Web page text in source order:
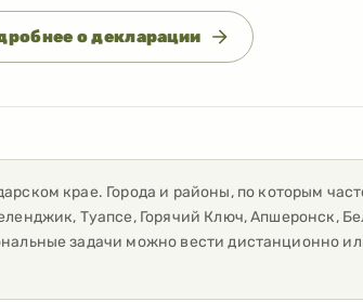
о декларации
крае. Города и районы, по которым
Туапсе, Горячий Ключ, Апшеронск,
задачи можно вести дистанционно